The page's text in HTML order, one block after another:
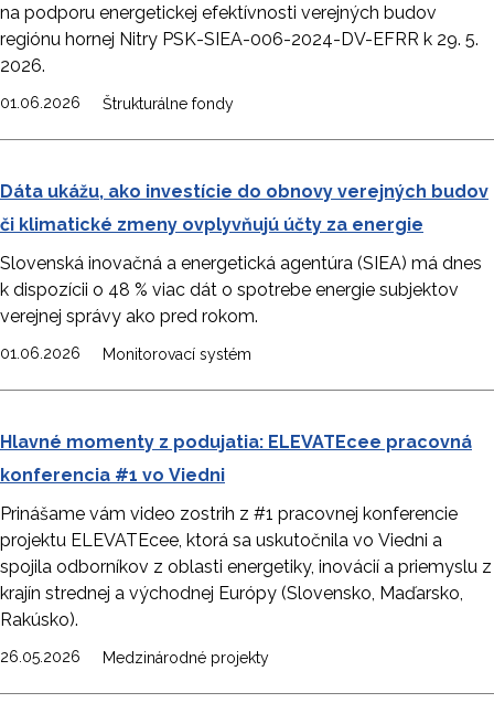
na podporu energetickej efektívnosti verejných budov
regiónu hornej Nitry PSK-SIEA-006-2024-DV-EFRR k 29. 5.
2026.
01.06.2026 Štrukturálne fondy
Dáta ukážu, ako investície do obnovy verejných budov
či klimatické zmeny ovplyvňujú účty za energie
Slovenská inovačná a energetická agentúra (SIEA) má dnes
k dispozícii o 48 % viac dát o spotrebe energie subjektov
verejnej správy ako pred rokom.
01.06.2026 Monitorovací systém
Hlavné momenty z podujatia: ELEVATEcee pracovná
konferencia #1 vo Viedni
Prinášame vám video zostrih z #1 pracovnej konferencie
projektu ELEVATEcee, ktorá sa uskutočnila vo Viedni a
spojila odborníkov z oblasti energetiky, inovácií a priemyslu z
krajín strednej a východnej Európy (Slovensko, Maďarsko,
Rakúsko).
26.05.2026 Medzinárodné projekty